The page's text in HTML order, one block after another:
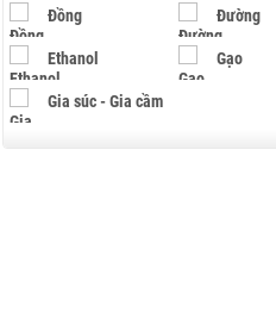
Đồng Đường
Ethanol Gạo
Gia súc - Gia cầm